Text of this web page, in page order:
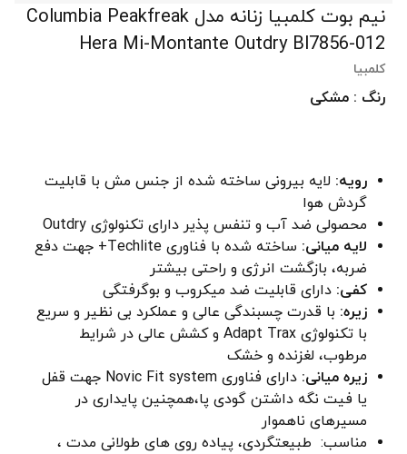
نیم بوت کلمبیا زنانه مدل Columbia Peakfreak
Hera Mi-Montante Outdry Bl7856-012
کلمبیا
رنگ : مشکی
رویه: لایه بیرونی ساخته شده از جنس مش با قابلیت
گردش هوا
محصولی ضد آب و تنفس پذیر دارای تکنولوژی Outdry
لایه میانی:
ساخته شده با فناوری Techlite+ جهت دفع
ضربه، بازگشت انرژی و راحتی بیشتر
کفی: دارای قابلیت ضد میکروب و بوگرفتگی
زیره: با قدرت چسبندگی عالی و عملکرد بی نظیر و سریع
با تکنولوژی Adapt Trax و کشش عالی در شرایط
مرطوب، لغزنده و خشک
زیره میانی:
دارای فناوری Novic Fit system جهت قفل
یا فیت نگه داشتن گودی پا،همچنین پایداری در
مسیرهای ناهموار
مناسب: طبیعتگردی، پیاده روی های طولانی مدت ،